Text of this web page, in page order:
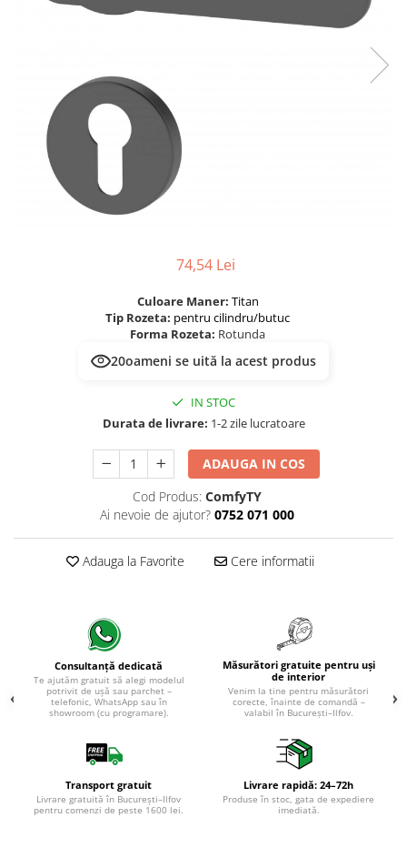
River 12 mm
Woodstock PRO 8mm
Woodstock XL 10mm
Woodstock XL 8mm
ADO Floor - SPC
Finsa - Laminat
Finfloor 12mm
Kronotex - Laminat
Advanced 8 mm
Herringbone 8 mm
Mammut 12 mm
74,54 Lei
Culoare Maner: Titan
Tip Rozeta: pentru cilindru/butuc
Forma Rozeta: Rotunda
20oameni se uită la acest produs
IN STOC
Durata de livrare: 1-2 zile lucratoare
ADAUGA IN COS
Cod Produs: ComfyTY
Ai nevoie de ajutor? 0752 071 000
Adauga la Favorite Cere informatii
Consultanță dedicată
Te ajutăm gratuit să alegi modelul
potrivit de ușă sau parchet –
telefonic, WhatsApp sau în
showroom (cu programare).
Măsurători gratuite pentru uși
de interior
Venim la tine pentru măsurători
corecte, înainte de comandă –
valabil în București–Ilfov.
Transport gratuit
Livrare gratuită în București–Ilfov
pentru comenzi de peste 1600 lei.
Livrare rapidă: 24–72h
Produse în stoc, gata de expediere
imediată.